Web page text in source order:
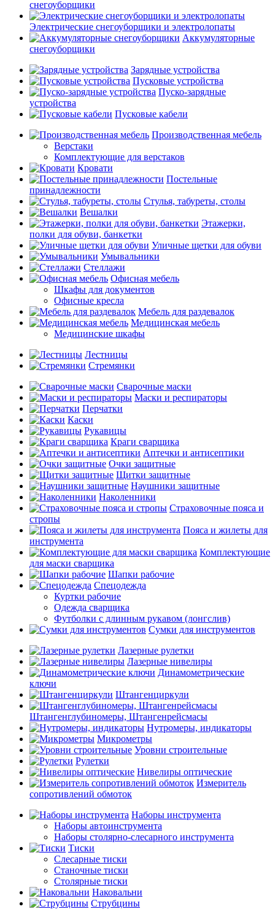
снегоуборщики
Электрические снегоуборщики и электролопаты
Аккумуляторные
снегоуборщики
Зарядные устройства
Пусковые устройства
Пуско-зарядные
устройства
Пусковые кабели
Производственная мебель
Верстаки
Комплектующие для верстаков
Кровати
Постельные
принадлежности
Стулья, табуреты, столы
Вешалки
Этажерки,
полки для обуви, банкетки
Уличные щетки для обуви
Умывальники
Стеллажи
Офисная мебель
Шкафы для документов
Офисные кресла
Мебель для раздевалок
Медицинская мебель
Медицинские шкафы
Лестницы
Стремянки
Сварочные маски
Маски и респираторы
Перчатки
Каски
Рукавицы
Краги сварщика
Аптечки и антисептики
Очки защитные
Щитки защитные
Наушники защитные
Наколенники
Страховочные пояса и
стропы
Пояса и жилеты для
инструмента
Комплектующие
для маски сварщика
Шапки рабочие
Спецодежда
Куртки рабочие
Одежда сварщика
Футболки с длинным рукавом (лонгслив)
Сумки для инструментов
Лазерные рулетки
Лазерные нивелиры
Динамометрические
ключи
Штангенциркули
Штангенглубиномеры, Штангенрейсмасы
Нутромеры, индикаторы
Микрометры
Уровни строительные
Рулетки
Нивелиры оптические
Измеритель
сопротивлений обмоток
Наборы инструмента
Наборы автоинструмента
Наборы столярно-слесарного инструмента
Тиски
Слесарные тиски
Станочные тиски
Столярные тиски
Наковальни
Струбцины